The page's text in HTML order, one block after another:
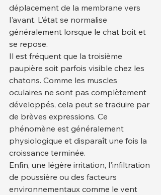
déplacement de la membrane vers
l'avant. L'état se normalise
généralement lorsque le chat boit et
se repose.
Il est fréquent que la troisième
paupière soit parfois visible chez les
chatons. Comme les muscles
oculaires ne sont pas complètement
développés, cela peut se traduire par
de brèves expressions. Ce
phénomène est généralement
physiologique et disparaît une fois la
croissance terminée.
Enfin, une légère irritation, l'infiltration
de poussière ou des facteurs
environnementaux comme le vent